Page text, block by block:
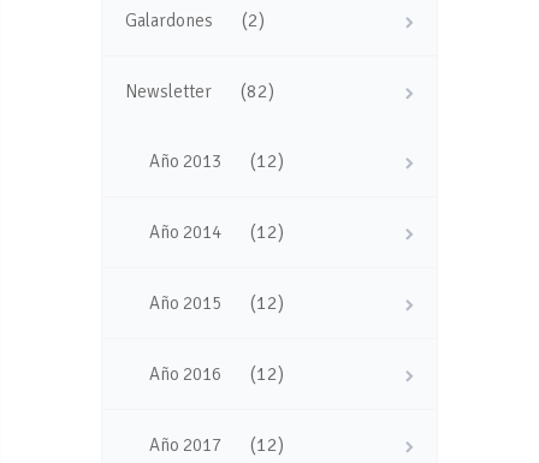
Galardones (2)
Newsletter (82)
Año 2013 (12)
Año 2014 (12)
Año 2015 (12)
Año 2016 (12)
Año 2017 (12)